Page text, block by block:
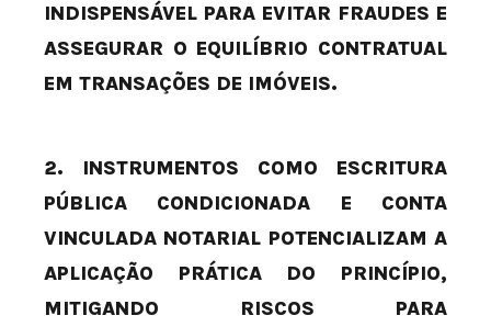
INDISPENSÁVEL PARA EVITAR FRAUDES E
ASSEGURAR O EQUILÍBRIO CONTRATUAL
EM TRANSAÇÕES DE IMÓVEIS.
2. INSTRUMENTOS COMO ESCRITURA
PÚBLICA CONDICIONADA E CONTA
VINCULADA NOTARIAL POTENCIALIZAM A
APLICAÇÃO PRÁTICA DO PRINCÍPIO,
MITIGANDO RISCOS PARA